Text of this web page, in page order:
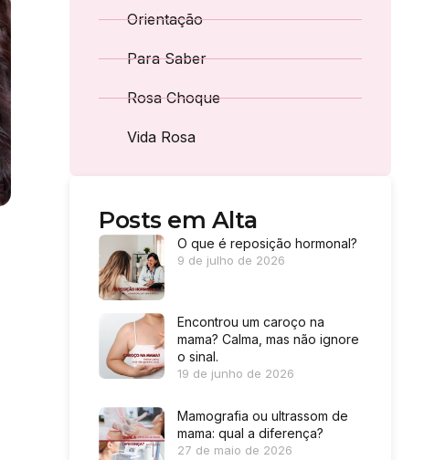
Orientação
Para Saber
Rosa Choque
Vida Rosa
Posts em Alta
O que é reposição hormonal?
9 de julho de 2026
Encontrou um caroço na
mama? Calma, mas não ignore
o sinal.
19 de junho de 2026
Mamografia ou ultrassom de
mama: qual a diferença?
27 de maio de 2026